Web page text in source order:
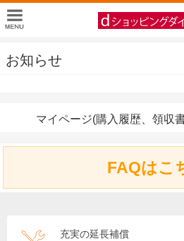
お知らせ
マイページ(購入履歴、領収
FAQはこ
充実の延長補償